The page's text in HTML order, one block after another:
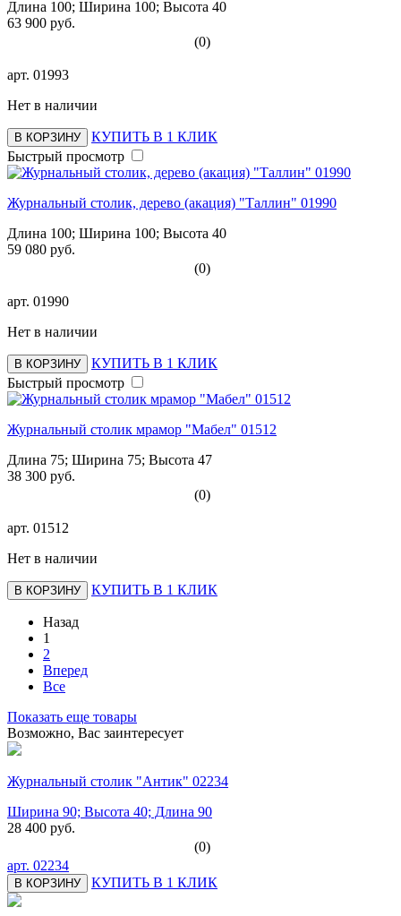
Длина 100; Ширина 100; Высота 40
63 900 руб.
(0)
арт. 01993
Нет в наличии
В КОРЗИНУ
КУПИТЬ В 1 КЛИК
Быстрый просмотр
Журнальный столик, дерево (акация) "Таллин" 01990
Длина 100; Ширина 100; Высота 40
59 080 руб.
(0)
арт. 01990
Нет в наличии
В КОРЗИНУ
КУПИТЬ В 1 КЛИК
Быстрый просмотр
Журнальный столик мрамор "Мабел" 01512
Длина 75; Ширина 75; Высота 47
38 300 руб.
(0)
арт. 01512
Нет в наличии
В КОРЗИНУ КУПИТЬ В 1 КЛИК
Назад
1
2
Вперед
Все
Показать еще товары
Возможно, Вас заинтересует
Журнальный столик "Антик" 02234
Ширина 90; Высота 40; Длина 90
28 400 руб.
(0)
арт. 02234
В КОРЗИНУ КУПИТЬ В 1 КЛИК